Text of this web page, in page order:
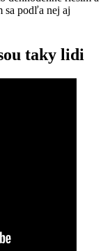
sa podľa nej aj
taky lidi